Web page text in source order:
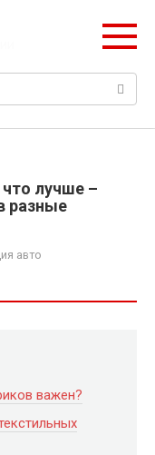
что лучше –
разные
авто
важен?